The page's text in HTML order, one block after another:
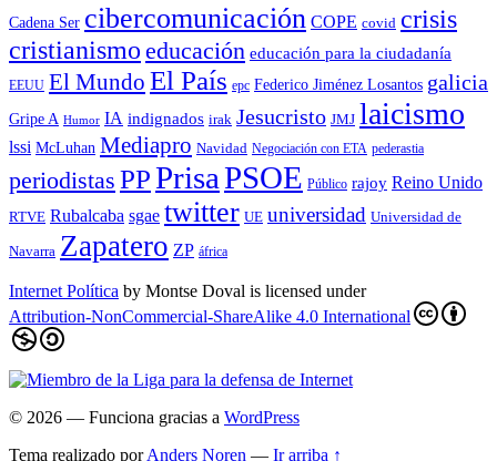
Cadena Ser cibercomunicación COPE covid crisis
cristianismo educación educación para la ciudadaní­a
EEUU El Mundo El País epc Federico Jiménez Losantos galicia
Gripe A Humor IA indignados irak Jesucristo JMJ laicismo
lssi McLuhan Mediapro Navidad Negociación con ETA pederastia
periodistas PPPrisaPSOE Público rajoy Reino Unido
RTVE Rubalcaba sgae twitter UE universidad Universidad de
Navarra Zapatero ZP áfrica
Internet Política by Montse Doval is licensed under
Attribution-NonCommercial-ShareAlike 4.0 International
© 2026 — Funciona gracias a WordPress
Tema realizado porAnders Noren — Ir arriba ↑